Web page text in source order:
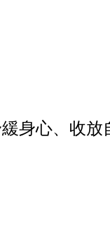
身心、收放